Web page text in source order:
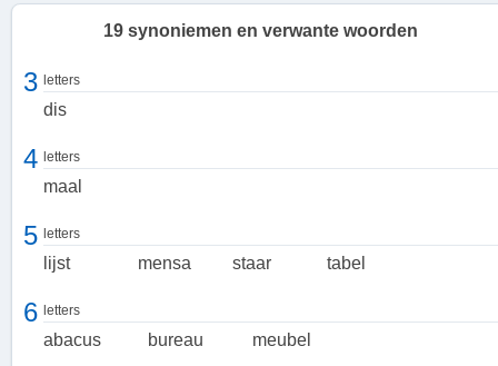
Tafels zijn niet alleen functioneel, maar ook praktisch. Ze bieden
een stabiele en stevige ondergrond voor verschillende activiteiten.
19 synoniemen en verwante woorden
3 letters
dis
4 letters
maal
5 letters
lijst mensa staar tabel
6 letters
abacus bureau meubel